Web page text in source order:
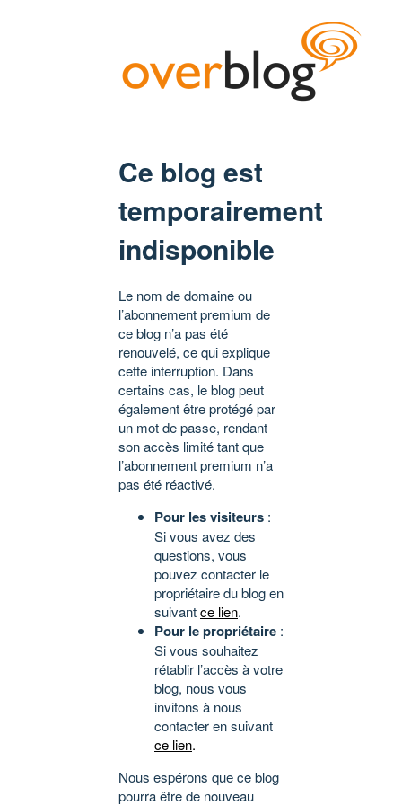
Ce blog est
temporairement
indisponible
Le nom de domaine ou
l’abonnement premium de
ce blog n’a pas été
renouvelé, ce qui explique
cette interruption. Dans
certains cas, le blog peut
également être protégé par
un mot de passe, rendant
son accès limité tant que
l’abonnement premium n’a
pas été réactivé.
Pour les visiteurs :
Si vous avez des
questions, vous
pouvez contacter le
propriétaire du blog en
suivantce lien.
Pour le propriétaire :
Si vous souhaitez
rétablir l’accès à votre
blog, nous vous
invitons à nous
contacter en suivant
ce lien.
Nous espérons que ce blog
pourra être de nouveau